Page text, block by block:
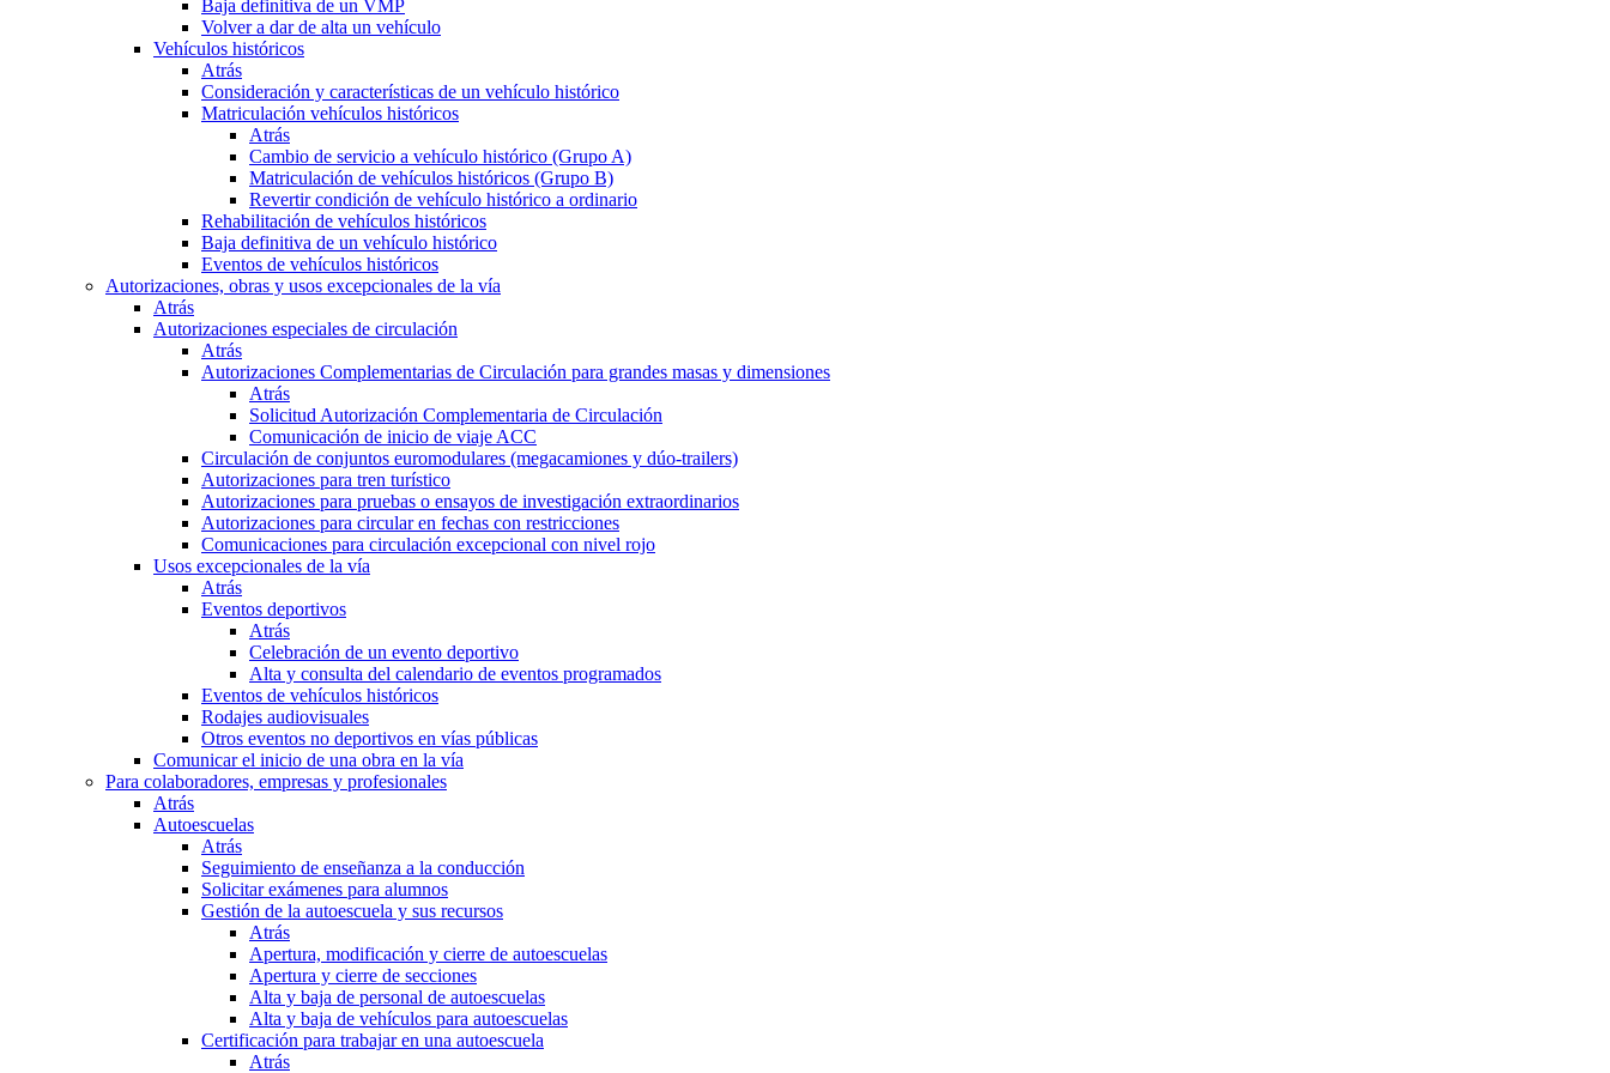
Baja definitiva de un VMP
Volver a dar de alta un vehículo
Vehículos históricos
Atrás
Consideración y características de un vehículo histórico
Matriculación vehículos históricos
Atrás
Cambio de servicio a vehículo histórico (Grupo A)
Matriculación de vehículos históricos (Grupo B)
Revertir condición de vehículo histórico a ordinario
Rehabilitación de vehículos históricos
Baja definitiva de un vehículo histórico
Eventos de vehículos históricos
Autorizaciones, obras y usos excepcionales de la vía
Atrás
Autorizaciones especiales de circulación
Atrás
Autorizaciones Complementarias de Circulación para grandes masas y dimensiones
Atrás
Solicitud Autorización Complementaria de Circulación
Comunicación de inicio de viaje ACC
Circulación de conjuntos euromodulares (megacamiones y dúo-trailers)
Autorizaciones para tren turístico
Autorizaciones para pruebas o ensayos de investigación extraordinarios
Autorizaciones para circular en fechas con restricciones
Comunicaciones para circulación excepcional con nivel rojo
Usos excepcionales de la vía
Atrás
Eventos deportivos
Atrás
Celebración de un evento deportivo
Alta y consulta del calendario de eventos programados
Eventos de vehículos históricos
Rodajes audiovisuales
Otros eventos no deportivos en vías públicas
Comunicar el inicio de una obra en la vía
Para colaboradores, empresas y profesionales
Atrás
Autoescuelas
Atrás
Seguimiento de enseñanza a la conducción
Solicitar exámenes para alumnos
Gestión de la autoescuela y sus recursos
Atrás
Apertura, modificación y cierre de autoescuelas
Apertura y cierre de secciones
Alta y baja de personal de autoescuelas
Alta y baja de vehículos para autoescuelas
Certificación para trabajar en una autoescuela
Atrás